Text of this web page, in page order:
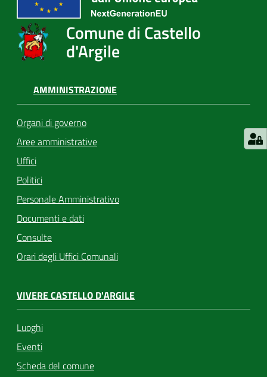
Comune di Castello
d'Argile
AMMINISTRAZIONE
Organi di governo
Aree amministrative
Uffici
Politici
Personale Amministrativo
Documenti e dati
Consulte
Orari degli Uffici Comunali
VIVERE CASTELLO D'ARGILE
Luoghi
Eventi
Scheda del comune